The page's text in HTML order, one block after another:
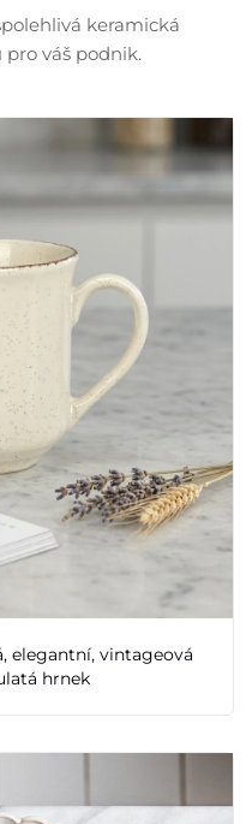
keramická
váš podnik.
elegantní, vintageová
hrnek